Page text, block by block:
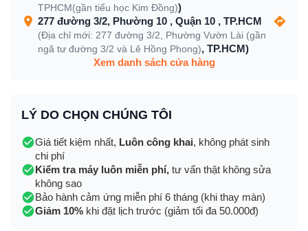
TPHCM(gần tiểu học Kim Đồng))
277 đường 3/2, Phường 10 , Quận 10 , TP.HCM
(Địa chỉ mới: 277 đường 3/2, Phường Vườn Lài (gần
ngã tư đường 3/2 và Lê Hồng Phong), TP.HCM)
Xem danh sách cửa hàng
LÝ DO CHỌN CHÚNG TÔI
Giá tiết kiệm nhất, Luôn công khai, không phát sinh
chi phí
Kiểm tra máy luôn miễn phí, tư vấn thật không sửa
không sao
Bảo hành cảm ứng miễn phí 6 tháng (khi thay màn)
Giảm 10% khi đặt lịch trước (giảm tối đa 50.000đ)